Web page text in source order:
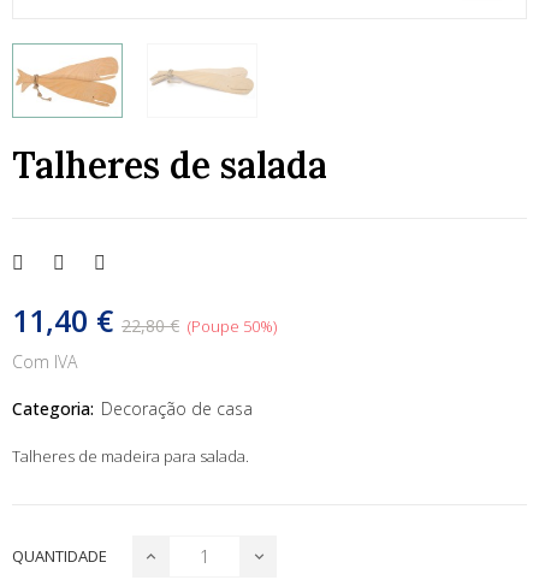
Talheres de salada
11,40 € 22,80 € Poupe 50%
Com IVA
Categoria: Decoração de casa
Talheres de madeira para salada.
QUANTIDADE